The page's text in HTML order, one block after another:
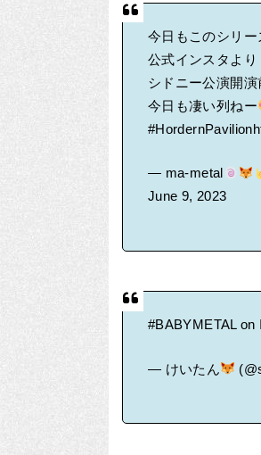
今日もこのシリ
公式インスタより
シドニー公演開演
今日も凄い列ねー
#HordernPavilion
— ma-metal
June 9, 2023
#BABYMETALon
— けいたん